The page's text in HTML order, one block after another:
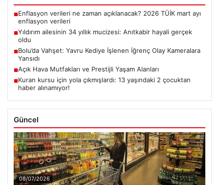
■Enflasyon verileri ne zaman açıklanacak? 2026 TÜİK mart ayı
enflasyon verileri
■Yıldırım ailesinin 34 yıllık mucizesi: Anıtkabir hayali gerçek
oldu
■Bolu’da Vahşet: Yavru Kediye İşlenen İğrenç Olay Kameralara
Yansıdı
■Açık Hava Mutfakları ve Prestijli Yaşam Alanları
■Kuran kursu için yola çıkmışlardı: 13 yaşındaki 2 çocuktan
haber alınamıyor!
Güncel
08/07/2026